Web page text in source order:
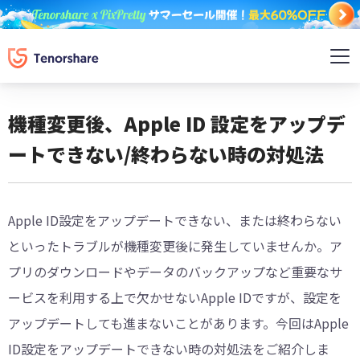
機種変更後、Apple ID 設定をアップデ
ートできない/終わらない時の対処法
Apple ID設定をアップデートできない、または終わらない
といったトラブルが機種変更後に発生していませんか。ア
プリのダウンロードやデータのバックアップなど重要なサ
ービスを利用する上で欠かせないApple IDですが、設定を
アップデートしても進まないことがあります。今回はApple
ID設定をアップデートできない時の対処法をご紹介しま